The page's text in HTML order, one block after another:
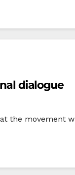
dialogue
the movement